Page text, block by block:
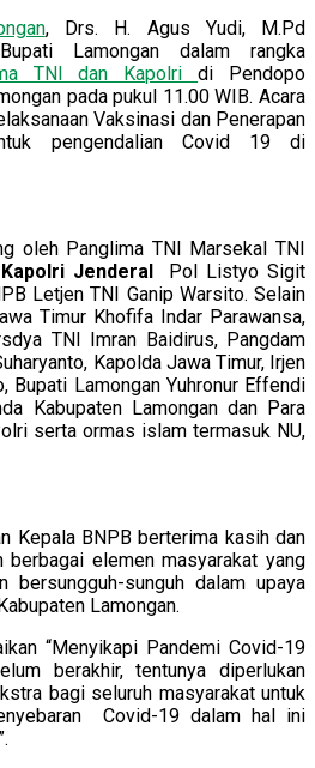
, Drs. H. Agus Yudi, M.Pd
Lamongan dalam rangka
TNI dan Kapolridi Pendopo
pada pukul 11.00 WIB. Acara
Vaksinasi dan Penerapan
pengendalian Covid 19 di
oleh Panglima TNI Marsekal TNI
Kapolri Jenderal
Pol Listyo Sigit
Letjen TNI Ganip Warsito. Selain
Timur Khofifa Indar Parawansa,
TNI Imran Baidirus, Pangdam
Kapolda Jawa Timur, Irjen
Bupati Lamongan Yuhronur Effendi
Kabupaten Lamongan dan Para
serta ormas islam termasuk NU,
Kepala BNPB berterima kasih dan
elemen masyarakat yang
bersungguh-sunguh dalam upaya
Lamongan.
“Menyikapi Pandemi Covid-19
berakhir, tentunya diperlukan
bagi seluruh masyarakat untuk
Covid-19 dalam hal ini